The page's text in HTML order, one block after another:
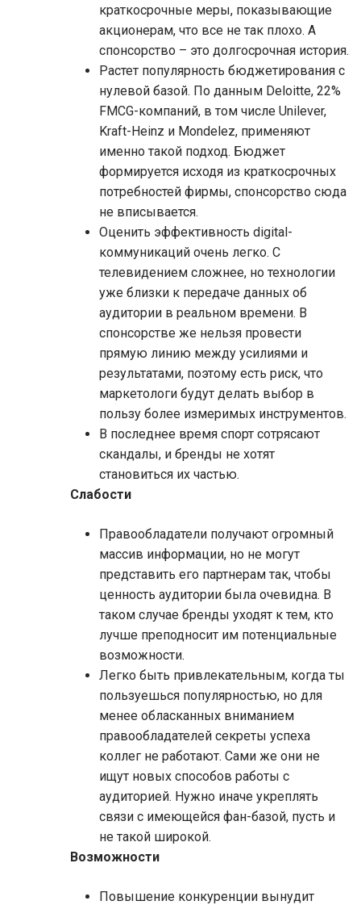
краткосрочные меры, показывающие
акционерам, что все не так плохо. А
спонсорство – это долгосрочная история.
Растет популярность бюджетирования с
нулевой базой. По данным Deloitte, 22%
FMCG-компаний, в том числе Unilever,
Kraft-Heinz и Mondelez, применяют
именно такой подход. Бюджет
формируется исходя из краткосрочных
потребностей фирмы, спонсорство сюда
не вписывается.
Оценить эффективность digital-
коммуникаций очень легко. С
телевидением сложнее, но технологии
уже близки к передаче данных об
аудитории в реальном времени. В
спонсорстве же нельзя провести
прямую линию между усилиями и
результатами, поэтому есть риск, что
маркетологи будут делать выбор в
пользу более измеримых инструментов.
В последнее время спорт сотрясают
скандалы, и бренды не хотят
становиться их частью.
Слабости
Правообладатели получают огромный
массив информации, но не могут
представить его партнерам так, чтобы
ценность аудитории была очевидна. В
таком случае бренды уходят к тем, кто
лучше преподносит им потенциальные
возможности.
Легко быть привлекательным, когда ты
пользуешься популярностью, но для
менее обласканных вниманием
правообладателей секреты успеха
коллег не работают. Сами же они не
ищут новых способов работы с
аудиторией. Нужно иначе укреплять
связи с имеющейся фан-базой, пусть и
не такой широкой.
Возможности
Повышение конкуренции вынудит